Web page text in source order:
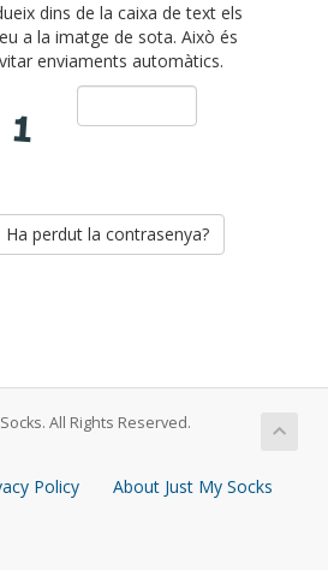
dins de la caixa de text els
a la imatge de sota. Això és
enviaments automàtics.
Ha perdut la contrasenya?
All Rights Reserved.
Policy About Just My Socks